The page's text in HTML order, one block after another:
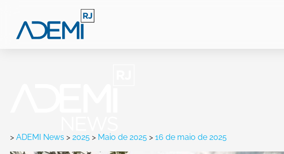
> ADEMI News > 2025 > Maio de 2025 > 16 de maio de 2025